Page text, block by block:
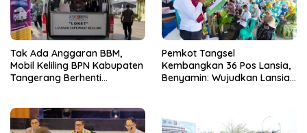
Tak Ada Anggaran BBM,
Mobil Keliling BPN Kabupaten
Tangerang Berhenti
Pemkot Tangsel
Kembangkan 36 Pos Lansia,
Benyamin: Wujudkan Lansia